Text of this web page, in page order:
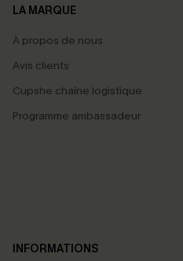
LA MARQUE
À propos de nous
Avis clients
Cupshe chaîne logistique
Programme ambassadeur
INFORMATIONS